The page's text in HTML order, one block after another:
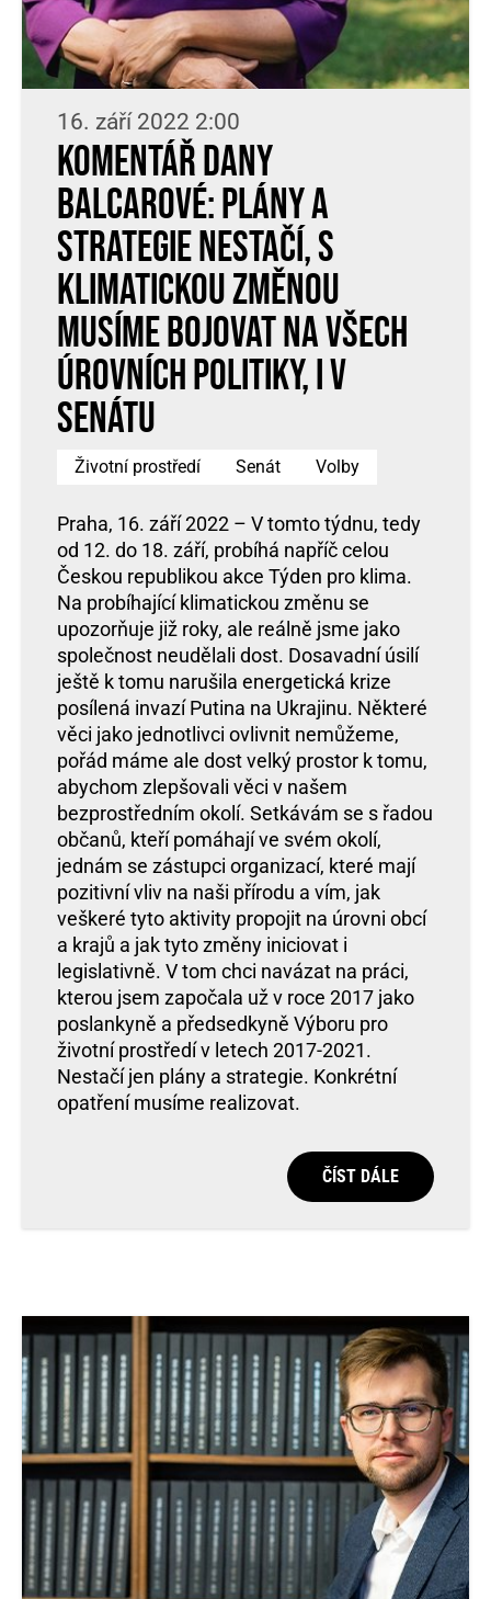
16. září 2022 2:00
Komentář Dany
Balcarové: Plány a
strategie nestačí, s
klimatickou změnou
musíme bojovat na všech
úrovních politiky, i v
Senátu
Životní prostředí Senát Volby
Praha, 16. září 2022 – V tomto týdnu, tedy
od 12. do 18. září, probíhá napříč celou
Českou republikou akce Týden pro klima.
Na probíhající klimatickou změnu se
upozorňuje již roky, ale reálně jsme jako
společnost neudělali dost. Dosavadní úsilí
ještě k tomu narušila energetická krize
posílená invazí Putina na Ukrajinu. Některé
věci jako jednotlivci ovlivnit nemůžeme,
pořád máme ale dost velký prostor k tomu,
abychom zlepšovali věci v našem
bezprostředním okolí. Setkávám se s řadou
občanů, kteří pomáhají ve svém okolí,
jednám se zástupci organizací, které mají
pozitivní vliv na naši přírodu a vím, jak
veškeré tyto aktivity propojit na úrovni obcí
a krajů a jak tyto změny iniciovat i
legislativně. V tom chci navázat na práci,
kterou jsem započala už v roce 2017 jako
poslankyně a předsedkyně Výboru pro
životní prostředí v letech 2017-2021.
Nestačí jen plány a strategie. Konkrétní
opatření musíme realizovat.
ČÍST DÁLE